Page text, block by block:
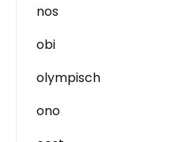
nos
obi
olympisch
ono